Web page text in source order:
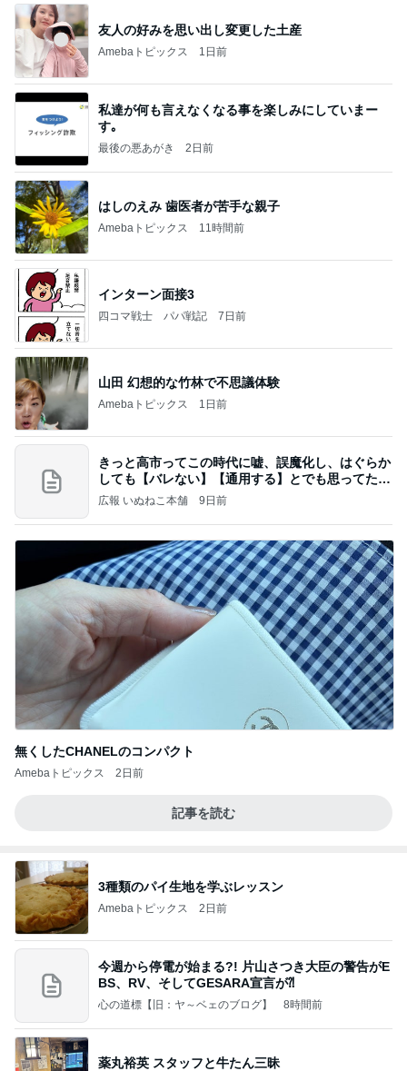
友人の好みを思い出し変更した土産
Amebaトピックス 1日前
私達が何も言えなくなる事を楽しみにしていまー
す｡
最後の悪あがき 2日前
はしのえみ 歯医者が苦手な親子
Amebaトピックス 11時間前
インターン面接3
四コマ戦士 パパ戦記 7日前
山田 幻想的な竹林で不思議体験
Amebaトピックス 1日前
きっと高市ってこの時代に嘘、誤魔化し、はぐらか
しても【バレない】【通用する】とでも思ってたん
だろ
広報 いぬねこ本舗 9日前
無くしたCHANELのコンパクト
Amebaトピックス 2日前
記事を読む
3種類のパイ生地を学ぶレッスン
Amebaトピックス 2日前
今週から停電が始まる?! 片山さつき大臣の警告がE
BS、RV、そしてGESARA宣言が⁈
心の道標【旧：ヤ～ベェのブログ】 8時間前
薬丸裕英 スタッフと牛たん三昧